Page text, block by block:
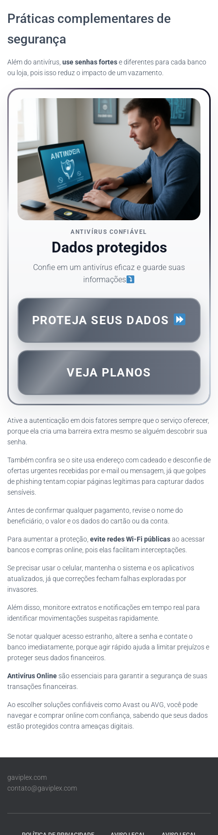
Práticas complementares de
segurança
Além do antivírus, use senhas fortese diferentes para cada banco
ou loja, pois isso reduz o impacto de um vazamento.
ANTIVÍRUS CONFIÁVEL
Dados protegidos
Confie em um antivírus eficaz e guarde suas
informações
PROTEJA SEUS DADOS
VEJA PLANOS
Ative a autenticação em dois fatores sempre que o serviço oferecer,
porque ela cria uma barreira extra mesmo se alguém descobrir sua
senha.
Também confira se o site usa endereço com cadeado e desconfie de
ofertas urgentes recebidas por e-mail ou mensagem, já que golpes
de phishing tentam copiar páginas legítimas para capturar dados
sensíveis.
Antes de confirmar qualquer pagamento, revise o nome do
beneficiário, o valor e os dados do cartão ou da conta.
Para aumentar a proteção, evite redes Wi-Fi públicasao acessar
bancos e compras online, pois elas facilitam interceptações.
Se precisar usar o celular, mantenha o sistema e os aplicativos
atualizados, já que correções fecham falhas exploradas por
invasores.
Além disso, monitore extratos e notificações em tempo real para
identificar movimentações suspeitas rapidamente.
Se notar qualquer acesso estranho, altere a senha e contate o
banco imediatamente, porque agir rápido ajuda a limitar prejuízos e
proteger seus dados financeiros.
Antivírus Onlinesão essenciais para garantir a segurança de suas
transações financeiras.
Ao escolher soluções confiáveis como Avast ou AVG, você pode
navegar e comprar online com confiança, sabendo que seus dados
estão protegidos contra ameaças digitais.
gaviplex.com
contato@gaviplex.com